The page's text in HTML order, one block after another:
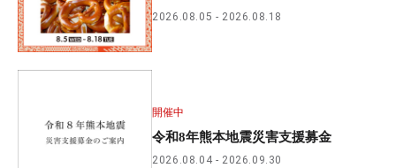
2026.08.05 2026.08.18
開催中
令和8年熊本地震災害支援募金
2026.08.04 2026.09.30